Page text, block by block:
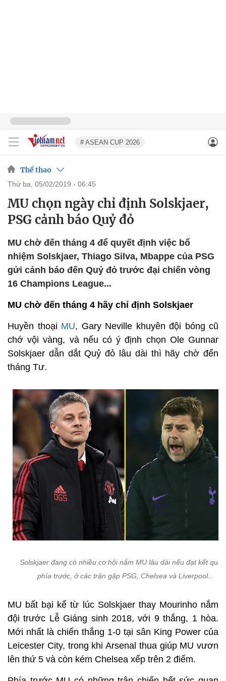
# ASEAN CUP 2026
Thể thao
thứ ba, 05/02/2019 - 06:45
MU chọn ngày chỉ định Solskjaer,
PSG cảnh báo Quỷ đỏ
MU chờ đến tháng 4 để quyết định việc bổ
nhiệm Solskjaer, Thiago Silva, Mbappe của PSG
gửi cảnh báo đến Quỷ đỏ trước đại chiến vòng
16 Champions League...
MU chờ đến tháng 4 hãy chỉ định Solskjaer
Huyền thoại MU, Gary Neville khuyên đội bóng cũ
chớ vội vàng, và nếu có ý định chọn Ole Gunnar
Solskjaer dẫn dắt Quỷ đỏ lâu dài thì hãy chờ đến
tháng Tư.
Solskjaer đang có nhiều cơ hội nắm MU lâu dài nếu đạt kết quả
phía trước, ở các trận gặp PSG, Chelsea và Liverpool...
MU bất bại kể từ lúc Solskjaer thay Mourinho nắm
đội trước Lễ Giáng sinh 2018, với 9 thắng, 1 hòa.
Mới nhất là chiến thắng 1-0 tại sân King Power của
Leicester City, trong khi Arsenal thua giúp MU vươn
lên thứ 5 và còn kém Chelsea xếp trên 2 điểm.